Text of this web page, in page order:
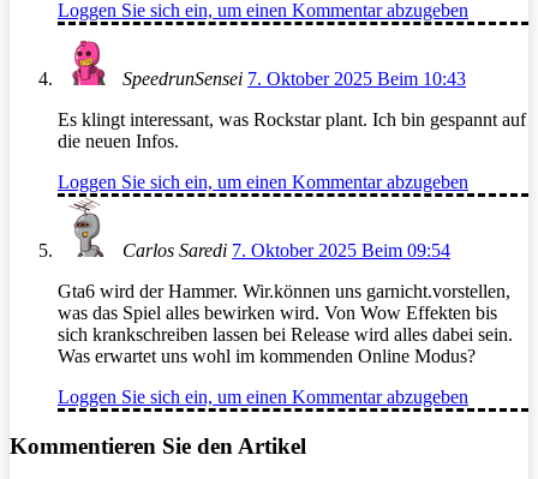
Loggen Sie sich ein, um einen Kommentar abzugeben
SpeedrunSensei 7. Oktober 2025 Beim 10:43
Es klingt interessant, was Rockstar plant. Ich bin gespannt auf
die neuen Infos.
Loggen Sie sich ein, um einen Kommentar abzugeben
Carlos Saredi 7. Oktober 2025 Beim 09:54
Gta6 wird der Hammer. Wir.können uns garnicht.vorstellen,
was das Spiel alles bewirken wird. Von Wow Effekten bis
sich krankschreiben lassen bei Release wird alles dabei sein.
Was erwartet uns wohl im kommenden Online Modus?
Loggen Sie sich ein, um einen Kommentar abzugeben
Kommentieren Sie den Artikel